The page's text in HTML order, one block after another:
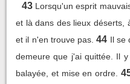
43 Lorsqu'un esprit
et là dans des lieux déserts,
et il n'en trouve pas. 44 Il se
demeure que j'ai quittée. Il
balayée, et mise en ordre.